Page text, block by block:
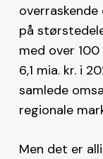
på
med over
6,1 mia. kr. i
samlede
regionale
Men det er